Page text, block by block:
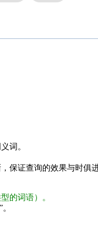
词。
保证查询的效果与时俱进
的词语）。